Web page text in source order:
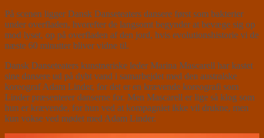
På scenen ligger Dansk Danseteaters dansere først som bakterier
under overfladen, hvorefter de langsomt begynder at bevæge sig op
mod lyset, op på overfladen af den jord, hvis evolutionshistorie vi de
næste 60 minutter bliver vidne til.
Dansk Danseteaters kunstneriske leder Marina Mascarell har kastet
sine dansere ud på dybt vand i samarbejdet med den australske
koreograf Adam Linder, for det er en krævende koreografi som
Linder præsenterer danserne for. Men Mascarell er lige så klog som
hun er krævende, for hun ved at kompagniet ikke vil drukne, men
kun vokse ved mødet med Adam Linder.